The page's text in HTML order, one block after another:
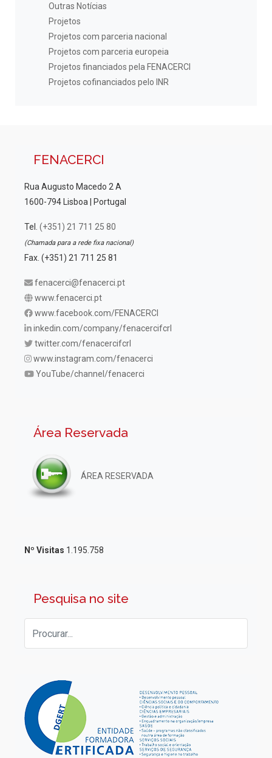
Outras Notícias
Projetos
Projetos com parceria nacional
Projetos com parceria europeia
Projetos financiados pela FENACERCI
Projetos cofinanciados pelo INR
FENACERCI
Rua Augusto Macedo 2 A
1600-794 Lisboa | Portugal
Tel. (+351) 21 711 25 80
(Chamada para a rede fixa nacional)
Fax. (+351) 21 711 25 81
fenacerci@fenacerci.pt
www.fenacerci.pt
www.facebook.com/FENACERCI
inkedin.com/company/fenacercifcrl
twitter.com/fenacercifcrl
www.instagram.com/fenacerci
YouTube/channel/fenacerci
Área Reservada
ÁREA RESERVADA
Nº Visitas 1.195.758
Pesquisa no site